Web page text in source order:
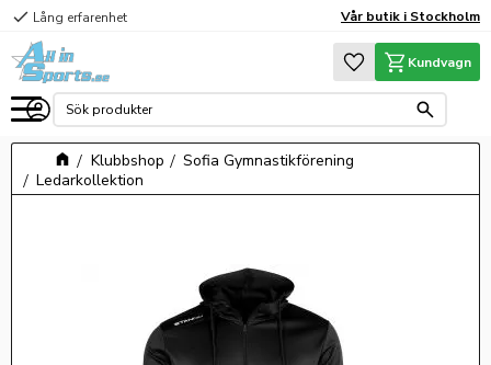
Meny
check Lång erfarenhet Vår butik i Stockholm
Favoriter
Kundvagn
Klubbshop
Sofia Gymnastikförening
Ledarkollektion